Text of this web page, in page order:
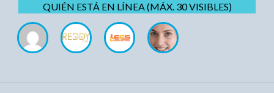
QUIÉN ESTÁ EN LÍNEA (MÁX. 30 VISIBLES)